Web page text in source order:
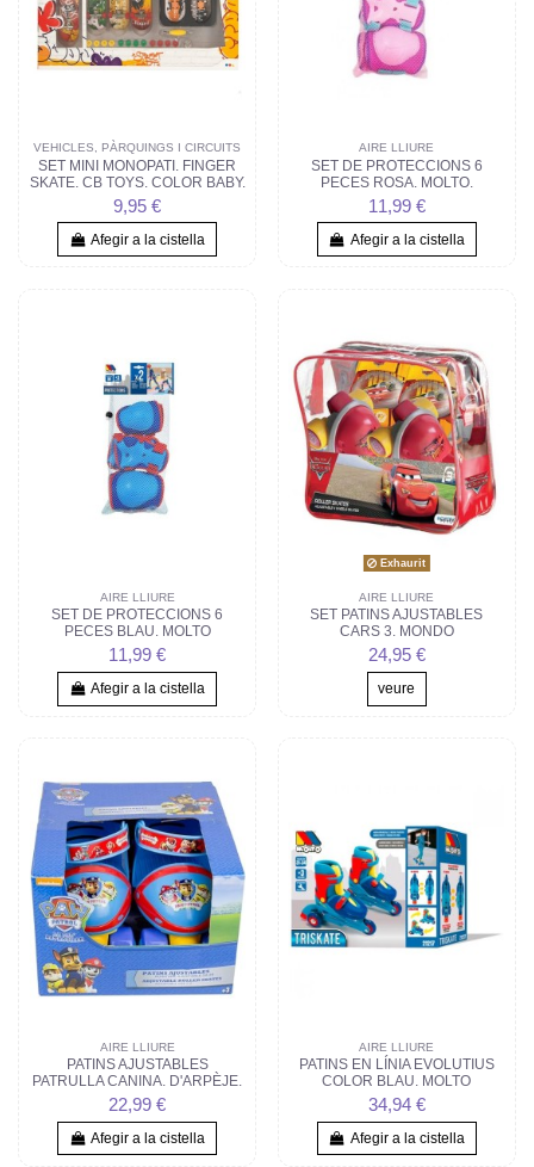
VEHICLES, PÀRQUINGS I CIRCUITS
SET MINI MONOPATI. FINGER
SKATE. CB TOYS. COLOR BABY.
9,95 €
Afegir a la cistella
AIRE LLIURE
SET DE PROTECCIONS 6
PECES ROSA. MOLTO.
11,99 €
Afegir a la cistella
AIRE LLIURE
SET DE PROTECCIONS 6
PECES BLAU. MOLTO
11,99 €
Afegir a la cistella
Exhaurit
AIRE LLIURE
SET PATINS AJUSTABLES
CARS 3. MONDO
24,95 €
veure
AIRE LLIURE
PATINS AJUSTABLES
PATRULLA CANINA. D'ARPÈJE.
22,99 €
Afegir a la cistella
AIRE LLIURE
PATINS EN LÍNIA EVOLUTIUS
COLOR BLAU. MOLTO
34,94 €
Afegir a la cistella